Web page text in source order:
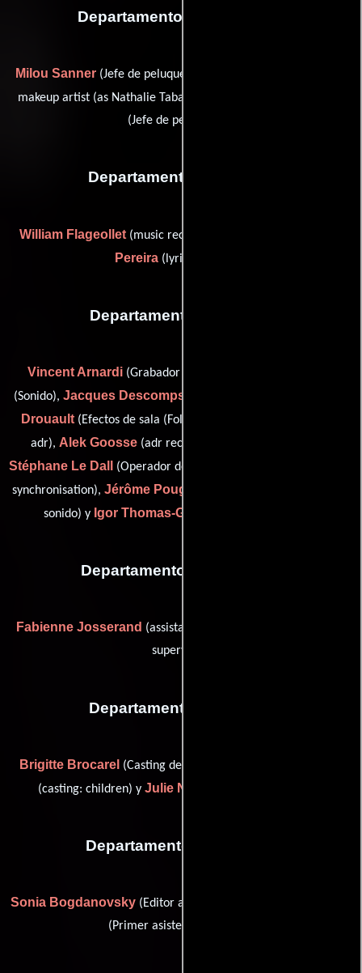
Departamento de maquillaje
Milou Sanner(Jefe de peluqueros),
makeup artist (as Nathalie Tabareau)) y
(Jefe de peluqueros)
Departamento de musica
William Flageollet(music recording engineer) y
Pereira(lyricist / singer)
Departamento de sonido
Vincent Arnardi(Grabador de Foley),
(Sonido), Jacques Descomps
Drouault(Efectos de sala (Foley)),
adr), Alek Goosse (adr recordist / re-recording mixer),
Stéphane Le Dall (Operador de micrófono),
synchronisation), Jérôme Pougnant
sonido) y Igor Thomas-Gerard
Departamento de vestuario
Fabienne Josserand (assistant costume designer / costume
supervisor)
Departamento de reparto
Brigitte Brocarel (Casting de extras),
(casting: children) y Julie Navarro
Departamento de editorial
Sonia Bogdanovsky(Editor asistente) y
(Primer asistente de editor)